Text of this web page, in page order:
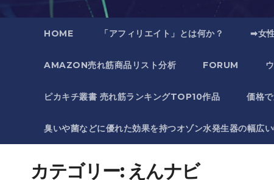
HOME 「アフィリエイト」とは何か？ ➡女
AMAZON売れ筋商品リスト分析 FORUM
ピカキチ叢書 売れ筋ランキングTOP10作品 価格
臭いや菌などに優れた効果を持つオゾン水発生器の幅広
カテゴリー: えんナビ